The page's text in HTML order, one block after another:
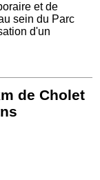
et de
sein du Parc
d'un
de Cholet